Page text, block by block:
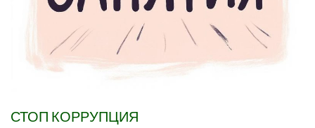
СТОП КОРРУПЦИЯ